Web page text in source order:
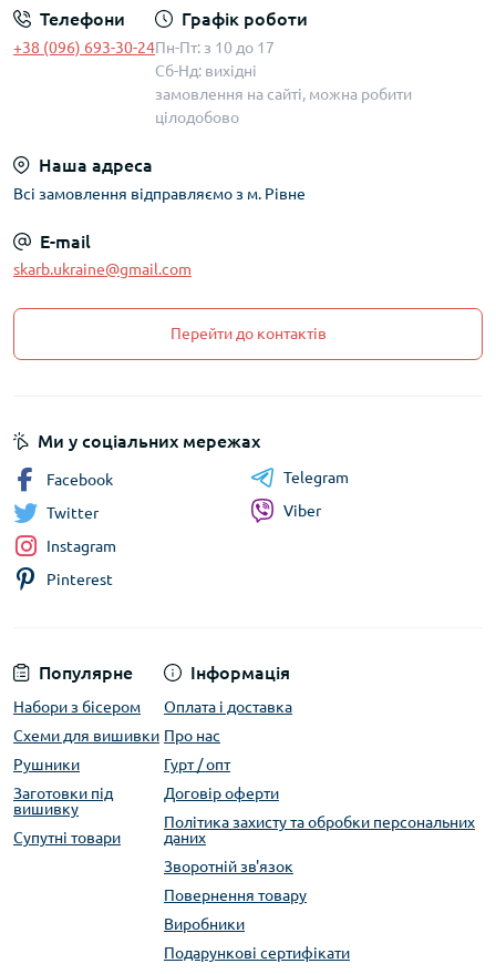
Телефони
+38 (096) 693-30-24
Графік роботи
Пн-Пт: з 10 до 17
Сб-Нд: вихідні
замовлення на сайті, можна робити
цілодобово
Наша адреса
Всі замовлення відправляємо з м. Рівне
E-mail
skarb.ukraine@gmail.com
Перейти до контактів
Популярне
Набори з бісером
Схеми для вишивки
Рушники
Заготовки під
вишивку
Супутні товари
Інформація
Оплата і доставка
Про нас
Гурт / опт
Договір оферти
Політика захисту та обробки персональних
даних
Зворотній зв'язок
Повернення товару
Виробники
Подарункові сертифікати
Ми у соціальних мережах
Facebook
Twitter
Instagram
Pinterest
Telegram
Viber